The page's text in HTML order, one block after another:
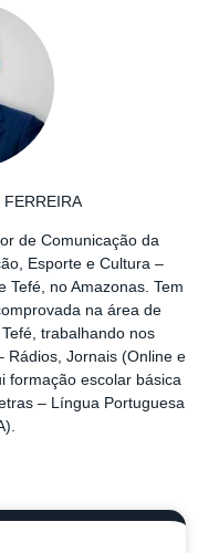
de Comunicação da
Esporte e Cultura –
Tefé, no Amazonas. Tem
na área de
trabalhando nos
Rádios, Jornais (Online e
formação escolar básica
– Língua Portuguesa